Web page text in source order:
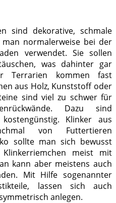
sind dekorative, schmale
normalerweise bei der
verwendet. Sie sollen
was dahinter gar
Terrarien kommen fast
aus Holz, Kunststoff oder
sind viel zu schwer für
Dazu sind
Klinker aus
von Futtertieren
sollte man sich bewusst
meist mit
kann aber meistens auch
Mit Hilfe sogenannter
lassen sich auch
anlegen.